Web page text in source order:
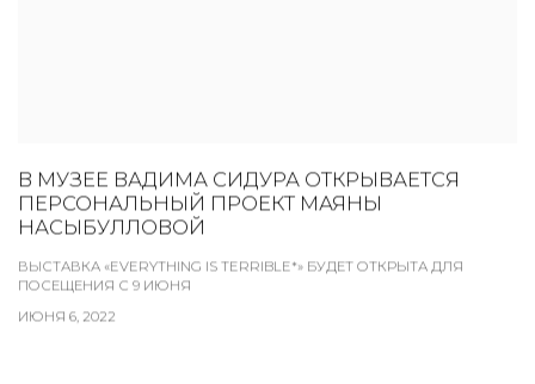
В МУЗЕЕ ВАДИМА СИДУРА ОТКРЫВАЕТСЯ
ПЕРСОНАЛЬНЫЙ ПРОЕКТ МАЯНЫ
НАСЫБУЛЛОВОЙ
ВЫСТАВКА «EVERYTHING IS TERRIBLE*» БУДЕТ ОТКРЫТА ДЛЯ
ПОСЕЩЕНИЯ С 9 ИЮНЯ
ИЮНЯ 6, 2022